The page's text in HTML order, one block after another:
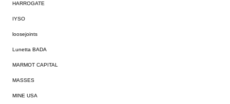
HARROGATE
IYSO
loosejoints
Lunetta BADA
MARMOT CAPITAL
MASSES
MINE USA